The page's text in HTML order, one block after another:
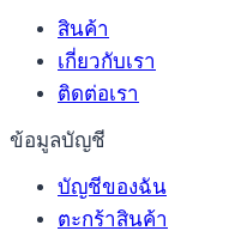
สินค้า
เกี่ยวกับเรา
ติดต่อเรา
ข้อมูลบัญชี
บัญชีของฉัน
ตะกร้าสินค้า